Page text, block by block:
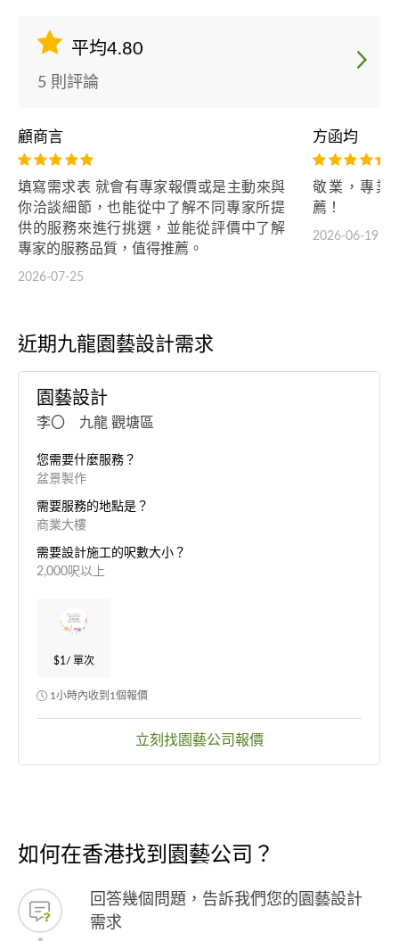
平均4.80
5 則評論
顧商言
填寫需求表 就會有專家報價或是主動來與
你洽談細節，也能從中了解不同專家所提
供的服務來進行挑選，並能從評價中了解
專家的服務品質，值得推薦。
2026-07-25
方函均
敬業，專業
薦！
2026-06-19
近期九龍園藝設計需求
園藝設計
李〇 九龍 觀塘區
您需要什麼服務？
盆景製作
需要服務的地點是？
商業大樓
需要設計施工的呎數大小？
2,000呎以上
$1 / 單次
1小時內收到1個報價
立刻找園藝公司報價
如何在香港找到園藝公司？
回答幾個問題，告訴我們您的園藝設計
需求